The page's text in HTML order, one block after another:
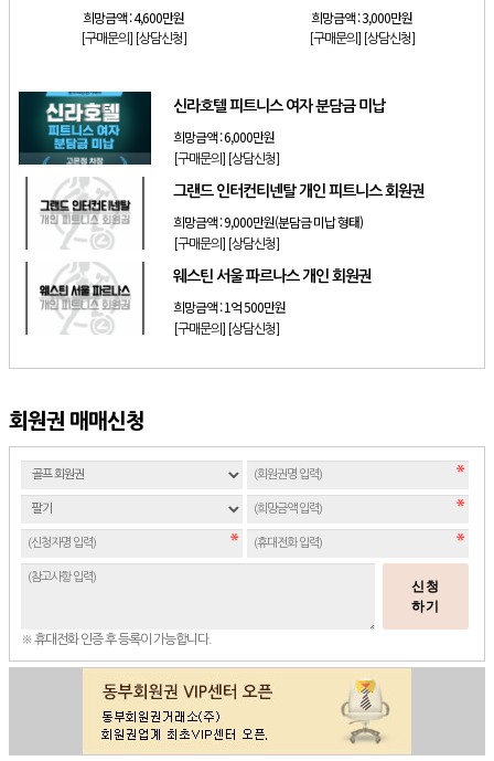
희망금액 :4,600만원
[구매문의] [상담신청]
희망금액 :3,000만원
[구매문의] [상담신청]
신라호텔 피트니스 여자 분담금 미납
희망금액 :6,000만원
[구매문의] [상담신청]
그랜드 인터컨티넨탈 개인 피트니스 회원권
희망금액 :9,000만원(분담금 미납 형태)
[구매문의] [상담신청]
웨스틴 서울 파르나스 개인 회원권
희망금액 :1억 500만원
[구매문의] [상담신청]
회원권 매매신청
신청
하기
※ 휴대전화 인증 후 등록이 가능합니다.